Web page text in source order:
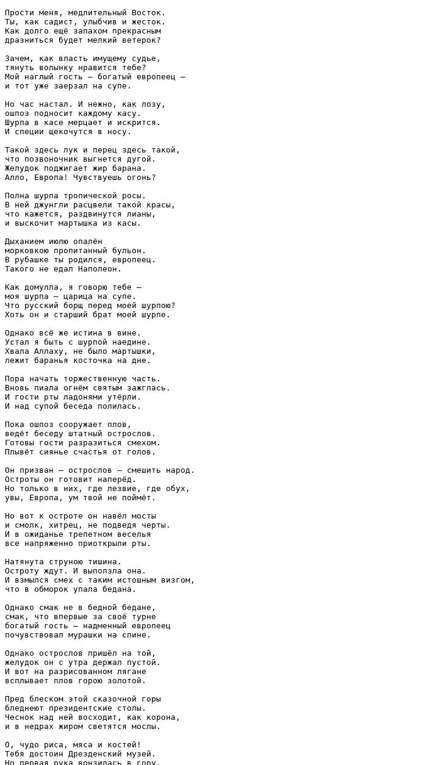
Прости меня, медлительный Восток.
Ты, как садист, улыбчив и жесток.
Как долго ещё запахом прекрасным
дразниться будет мелкий ветерок?
Зачем, как власть имущему судье,
тянуть волынку нравится тебе?
Мой наглый гость — богатый европеец —
и тот уже заерзал на супе.
Но час настал. И нежно, как лозу,
ошпоз подносит каждому касу.
Шурпа в касе мерцает и искрится.
И специи щекочутся в носу.
Такой здесь лук и перец здесь такой,
что позвоночник выгнется дугой.
Желудок поджигает жир барана.
Алло, Европа! Чувствуешь огонь?
Полна шурпа тропической росы.
В ней джунгли расцвели такой красы,
что кажется, раздвинутся лианы,
и выскочит мартышка из касы.
Дыханием июлю опалён
морковкою пропитанный бульон.
В рубашке ты родился, европеец.
Такого не едал Наполеон.
Как домулла, я говорю тебе —
моя шурпа — царица на супе.
Что русский борщ перед моей шурпою?
Хоть он и старший брат моей шурпе.
Однако всё же истина в вине.
Устал я быть с шурпой наедине.
Хвала Аллаху, не было мартышки,
лежит баранья косточка на дне.
Пора начать торжественную часть.
Вновь пиала огнём святым зажглась.
И гости рты ладонями утёрли.
И над супой беседа полилась.
Пока ошпоз сооружает плов,
ведёт беседу штатный острослов.
Готовы гости разразиться смехом.
Плывёт сиянье счастья от голов.
Он призван — острослов — смешить народ.
Остроты он готовит наперёд.
Но только в них, где лезвие, где обух,
увы, Европа, ум твой не поймёт.
Но вот к остроте он навёл мосты
и смолк, хитрец, не подведя черты.
И в ожиданье трепетном веселья
все напряженно приоткрыли рты.
Натянута струною тишина.
Остроту ждут. И выползла она.
И взмылся смех с таким истошным визгом,
что в обморок упала бедана.
Однако смак не в бедной бедане,
смак, что впервые за своё турне
богатый гость — надменный европеец
почувствовал мурашки на спине.
Однако острослов пришёл на той,
желудок он с утра держал пустой.
И вот на разрисованном лягане
всплывает плов горою золотой.
Пред блеском этой сказочной горы
бледнеют президентские столы.
Чеснок над ней восходит, как корона,
и в недрах жиром светятся мослы.
О, чудо риса, мяса и костей!
Тебя достоин Дрезденский музей.
Но первая рука вонзилась в гору,